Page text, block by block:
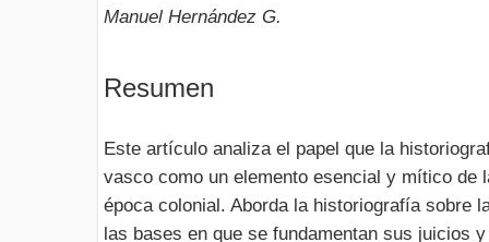
Manuel Hernández G.
Resumen
Este artículo analiza el papel que la
vasco como un elemento esencial y mítico de
época colonial. Aborda la historiografía sobre
las bases en que se fundamentan sus juicios